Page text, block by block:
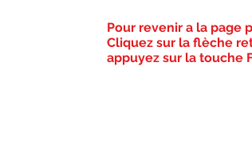
Pour revenir a la page
Cliquez sur la flèche
appuyez sur la touche